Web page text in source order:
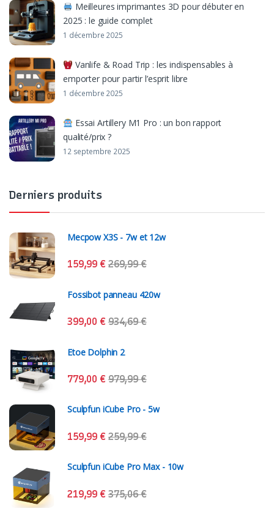
Meilleures imprimantes 3D pour débuter en
2025 : le guide complet
1 décembre 2025
Vanlife & Road Trip : les indispensables à
emporter pour partir l’esprit libre
1 décembre 2025
Essai Artillery M1 Pro : un bon rapport
qualité/prix ?
12 septembre 2025
Derniers produits
Mecpow X3S - 7w et 12w
159,99€ 269,99€
Fossibot panneau 420w
399,00€ 934,69€
Etoe Dolphin 2
779,00€ 979,99€
Sculpfun iCube Pro - 5w
159,99€ 259,99€
Sculpfun iCube Pro Max - 10w
219,99€ 375,06€